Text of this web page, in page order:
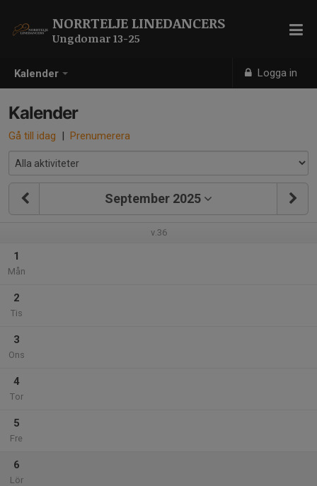
Kalender Logga in
NORRTELJE LINEDANCERS
Ungdomar 13-25
Kalender
Gå till idag | Prenumerera
September 2025
v.36
1
Mån
2
Tis
3
Ons
4
Tor
5
Fre
6
Lör